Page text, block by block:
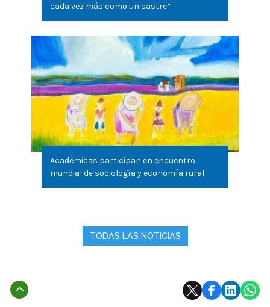
cada vez más como un sastre”
Académicas participan en encuentro
mundial de sociología y economía rural
TODAS LAS NOTICIAS
Subir